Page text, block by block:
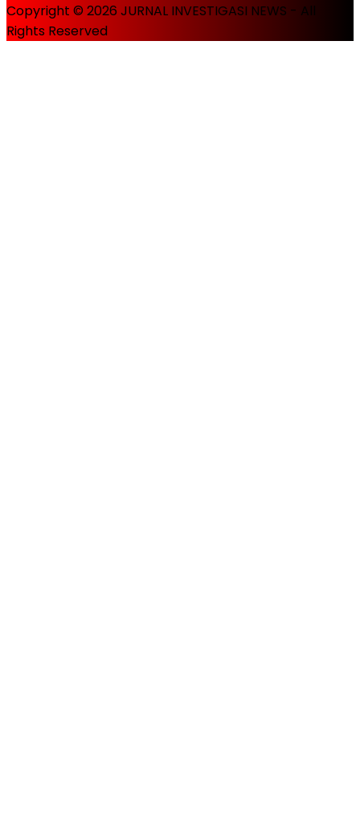
Copyright © 2026 JURNAL INVESTIGASI NEWS - All
Rights Reserved